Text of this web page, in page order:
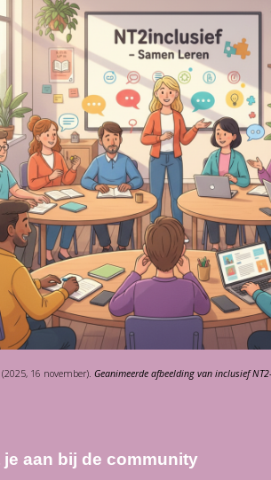
16 november). Geanimeerde afbeelding van inclusief
je aan bij de community